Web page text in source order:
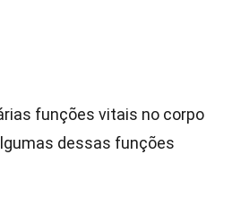
funções vitais no corpo
dessas funções